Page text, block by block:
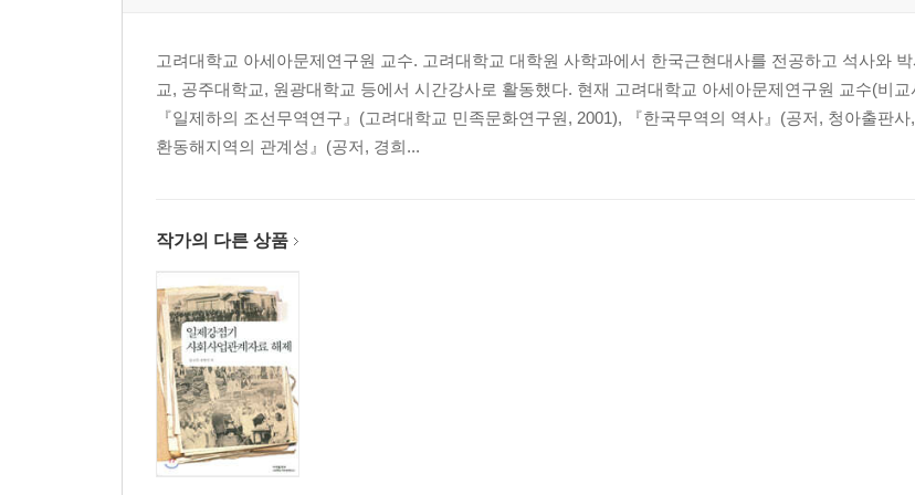
14장 동북아시아 국제 정세와 대한제국의 비극
15장 근대 시기 사회문화적 변화
16장 일제강점기 한국인의 삶
17장 국내에서 전개된 독립운동
20장 이승만 정권과 4·19혁명
21장 군부독재 정권의 시대와 민주주의 운동
22장 한국 민주주의와 평화통일 전망
새로운 탐험을 준비하며
도움을 준 자료
그림 출처
찾아보기
고려대학교 아세아문제연구원 교수. 고려대학교 대학원 사학과에서 한국근현대사를 전공하고 석사와
교, 공주대학교, 원광대학교 등에서 시간강사로 활동했다. 현재 고려대학교 아세아문제연구원 교수(비
『일제하의 조선무역연구』(고려대학교 민족문화연구원, 2001), 『한국무역의 역사』(공저, 청아출판
환동해지역의 관계성』(공저, 경희...
작가의 다른 상품